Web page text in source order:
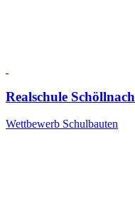
Realschule Schöllnach
Wettbewerb Schulbauten